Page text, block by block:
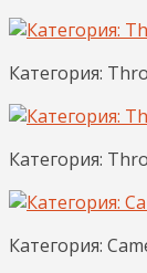
Категория:
Категория:
Категория: